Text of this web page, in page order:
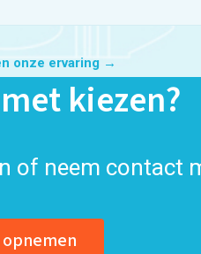
onze ervaring →
kiezen?
of neem contact